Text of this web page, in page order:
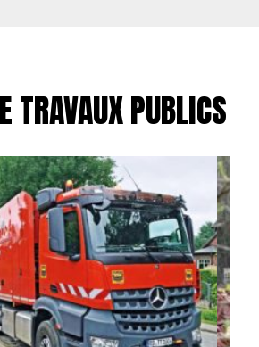
TRAVAUX PUBLICS